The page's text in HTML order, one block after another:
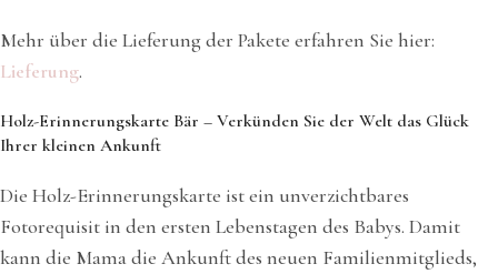
Mehr über die Lieferung der Pakete erfahren Sie hier:
Lieferung.
Holz-Erinnerungskarte Bär – Verkünden Sie der Welt das Glück
Ihrer kleinen Ankunft
Die Holz-Erinnerungskarte ist ein unverzichtbares
Fotorequisit in den ersten Lebenstagen des Babys. Damit
kann die Mama die Ankunft des neuen Familienmitglieds,